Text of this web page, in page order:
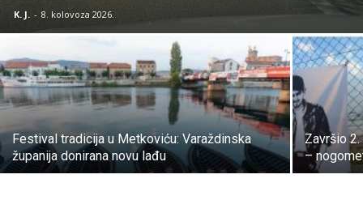
K. J. - 8. kolovoza 2026.
Festival tradicija u Metkoviću: Varaždinska
županija donirana novu lađu
Završio 2.
–